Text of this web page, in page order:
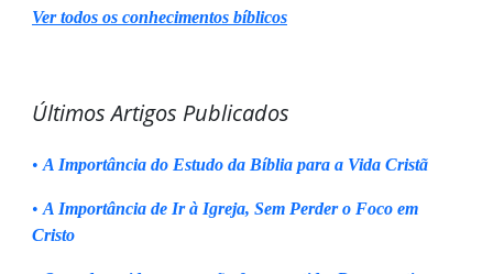
Ver todos os conhecimentos bíblicos
Últimos Artigos Publicados
• A Importância do Estudo da Bíblia para a Vida Cristã
• A Importância de Ir à Igreja, Sem Perder o Foco em
Cristo